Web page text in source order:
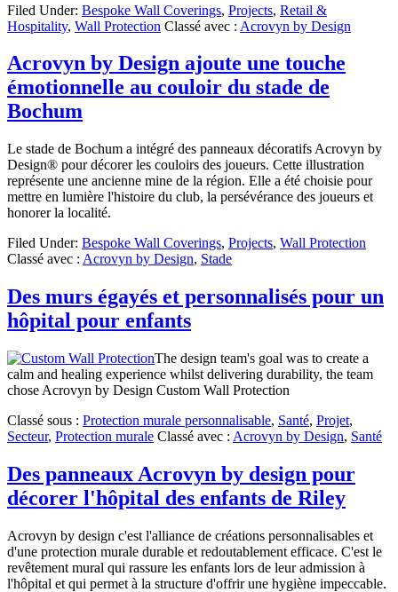
Filed Under: Bespoke Wall Coverings, Projects, Retail &
Hospitality, Wall Protection Classé avec : Acrovyn by Design
Acrovyn by Design ajoute une touche
émotionnelle au couloir du stade de
Bochum
Le stade de Bochum a intégré des panneaux décoratifs Acrovyn by
Design® pour décorer les couloirs des joueurs. Cette illustration
représente une ancienne mine de la région. Elle a été choisie pour
mettre en lumière l'histoire du club, la persévérance des joueurs et
honorer la localité.
Filed Under: Bespoke Wall Coverings, Projects, Wall Protection
Classé avec : Acrovyn by Design, Stade
Des murs égayés et personnalisés pour un
hôpital pour enfants
The design team's goal was to create a
calm and healing experience whilst delivering durability, the team
chose Acrovyn by Design Custom Wall Protection
Classé sous : Protection murale personnalisable, Santé, Projet,
Secteur, Protection murale Classé avec : Acrovyn by Design, Santé
Des panneaux Acrovyn by design pour
décorer l'hôpital des enfants de Riley
Acrovyn by design c'est l'alliance de créations personnalisables et
d'une protection murale durable et redoutablement efficace. C'est le
revêtement mural qui rassure les enfants lors de leur admission à
l'hôpital et qui permet à la structure d'offrir une hygiène impeccable.